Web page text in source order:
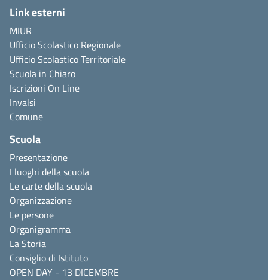
Link esterni
MIUR
Ufficio Scolastico Regionale
Ufficio Scolastico Territoriale
Scuola in Chiaro
Iscrizioni On Line
Invalsi
Comune
Scuola
Presentazione
I luoghi della scuola
Le carte della scuola
Organizzazione
Le persone
Organigramma
La Storia
Consiglio di Istituto
OPEN DAY - 13 DICEMBRE